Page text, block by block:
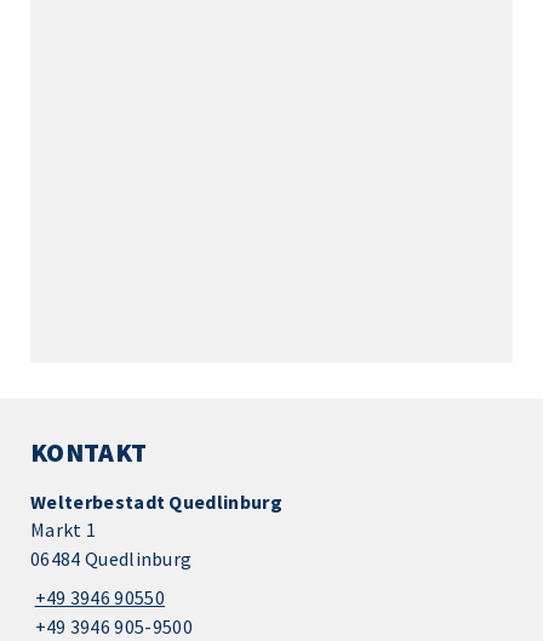
KONTAKT
Welterbestadt Quedlinburg
Markt 1
06484 Quedlinburg
+49 3946 90550
+49 3946 905-9500